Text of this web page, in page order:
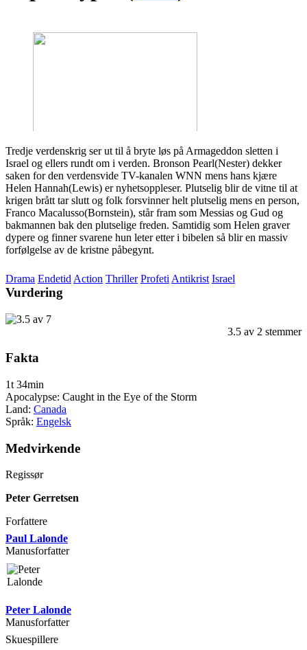
Tredje verdenskrig ser ut til å bryte løs på Armageddon sletten i
Israel og ellers rundt om i verden. Bronson Pearl(Nester) dekker
saken for den verdensvide TV-kanalen WNN mens hans kjære
Helen Hannah(Lewis) er nyhetsoppleser. Plutselig blir de vitne til at
krigen brått tar slutt og folk forsvinner helt plutselig mens en person,
Franco Macalusso(Bornstein), står fram som Messias og Gud og
bakmannen bak den plutselige freden. Samtidig som Helen graver
dypere og finner svarene hun leter etter i bibelen så blir en massiv
forfølgelse av de kristne påbegynt.
Drama Endetid Action Thriller Profeti Antikrist Israel
Vurdering
3.5 av 2 stemmer
Fakta
1t 34min
Apocalypse: Caught in the Eye of the Storm
Land: Canada
Språk: Engelsk
Medvirkende
Regissør
Peter Gerretsen
Forfattere
Paul Lalonde
Manusforfatter
Peter Lalonde
Manusforfatter
Skuespillere